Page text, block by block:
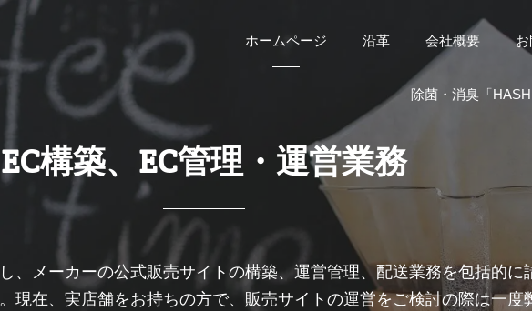
ホームページ 沿革 会社概要 お
除菌・消臭「
お問い合わせ
TEL:
080-1034-8548
050-5317-9883
EC構築、EC管理・運営業務
、メーカーの公式販売サイトの構築、運営管理、配送業務を包括的に
現在、実店舗をお持ちの方で、販売サイトの運営をご検討の際は一度